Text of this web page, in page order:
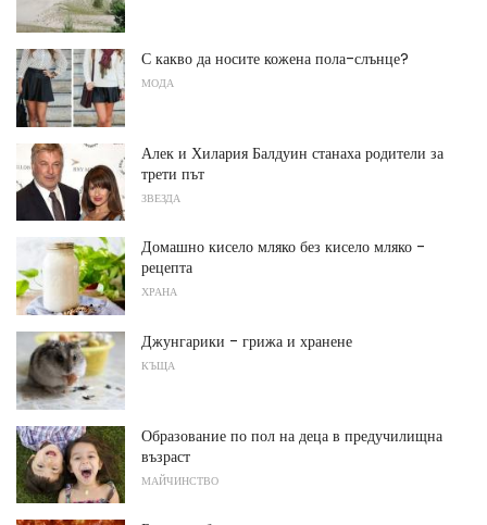
С какво да носите кожена пола-слънце?
МОДА
Алек и Хилария Балдуин станаха родители за
трети път
ЗВЕЗДА
Домашно кисело мляко без кисело мляко -
рецепта
ХРАНА
Джунгарики - грижа и хранене
КЪЩА
Образование по пол на деца в предучилищна
възраст
МАЙЧИНСТВО